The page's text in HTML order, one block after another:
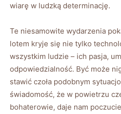
wiarę w ⁢ludzką determinację.
Te‌ niesamowite​ wydarzenia
lotem kryje się nie tylko
wszystkim ludzie ‌– ich‌ pasja,
odpowiedzialność. Być może⁢
stawić czoła⁣ podobnym
świadomość, że w powietrzu
bohaterowie, daje ​nam